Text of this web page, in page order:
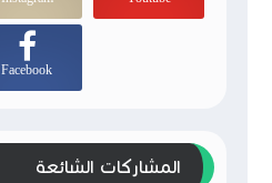
Facebook
المشاركات الشائعة